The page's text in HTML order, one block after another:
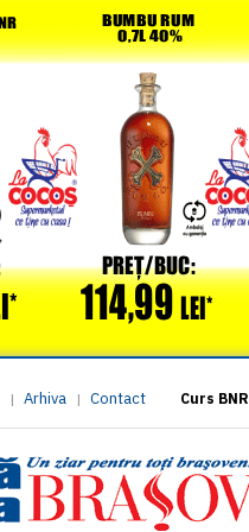
| Arhiva | Contact Curs BNR